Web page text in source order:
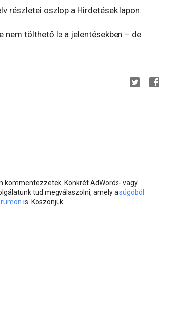
részletei oszlop a Hirdetések lapon.
nem tölthető le a jelentésekben – de
kommentezzetek. Konkrét AdWords- vagy
tud megválaszolni, amely a súgóból
is. Köszönjük.